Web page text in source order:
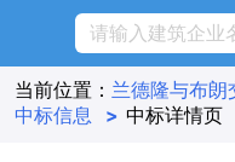
当前位置： 兰德隆与布朗
中标信息
> 中标详情页